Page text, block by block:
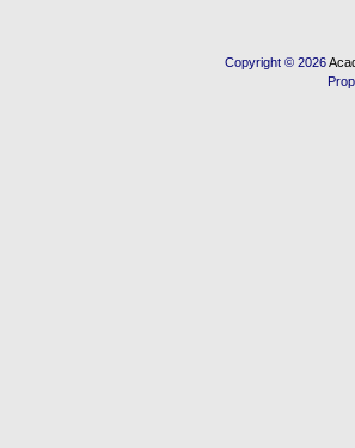
Copyright © 2026